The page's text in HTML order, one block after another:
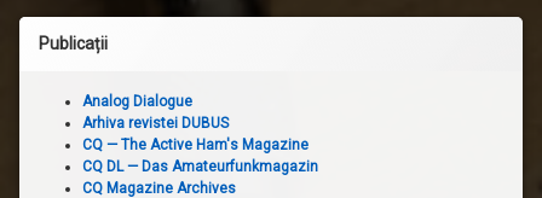
Publicații
Analog Dialogue
Arhiva revistei DUBUS
CQ — The Active Ham's Magazine
CQ DL — Das Amateurfunkmagazin
CQ Magazine Archives